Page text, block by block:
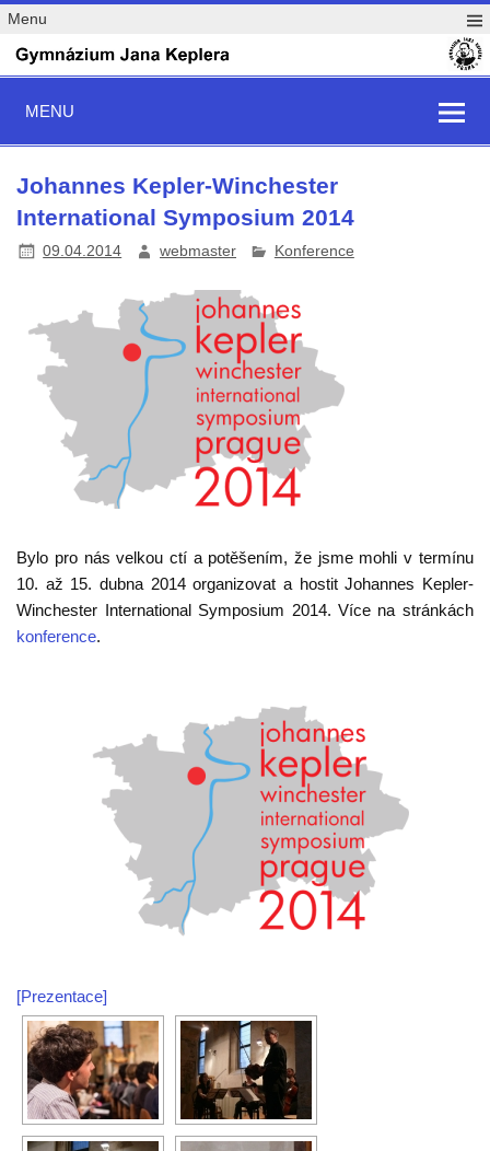
Menu
MENU
Johannes Kepler-Winchester
International Symposium 2014
09.04.2014 webmaster Konference
Bylo pro násvelkou ctí a potěšením, že jsme mohli v termínu
10. až 15. dubna 2014organizovat a hostit Johannes Kepler-
Winchester International Symposium 2014. Více na stránkách
konference.
[Prezentace]